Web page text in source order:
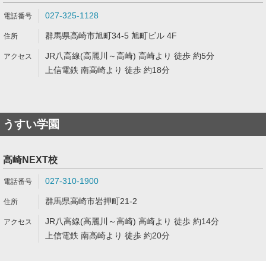
027-325-1128
群馬県高崎市旭町34-5 旭町ビル 4F
JR八高線(高麗川～高崎) 高崎より 徒歩 約5分
上信電鉄 南高崎より 徒歩 約18分
うすい学園
高崎NEXT校
027-310-1900
群馬県高崎市岩押町21-2
JR八高線(高麗川～高崎) 高崎より 徒歩 約14分
上信電鉄 南高崎より 徒歩 約20分